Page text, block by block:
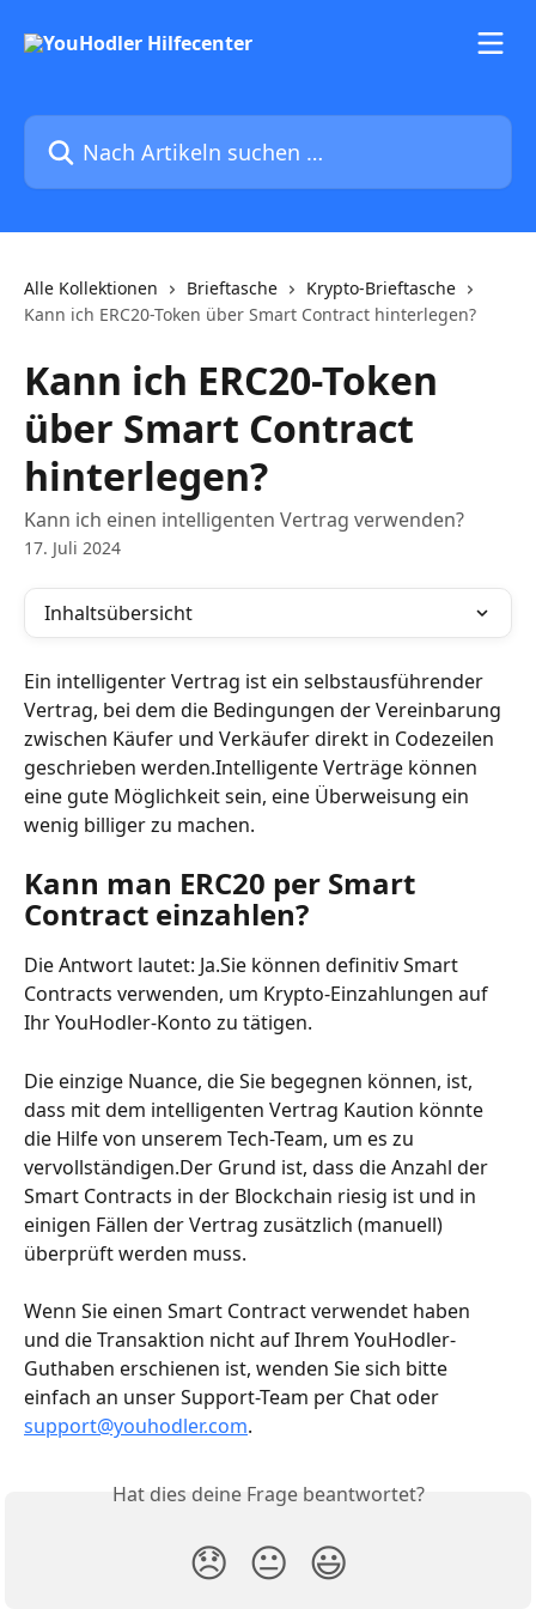
Nach Artikeln suchen …
Alle Kollektionen Brieftasche
Krypto-Brieftasche
Kann ich ERC20-Token über Smart Contract hinterlegen?
Kann ich ERC20-Token
über Smart Contract
hinterlegen?
Kann ich einen intelligenten Vertrag verwenden?
17. Juli 2024
Inhaltsübersicht
Ein intelligenter Vertrag ist ein selbstausführender
Vertrag, bei dem die Bedingungen der Vereinbarung
zwischen Käufer und Verkäufer direkt in Codezeilen
geschrieben werden.Intelligente Verträge können
eine gute Möglichkeit sein, eine Überweisung ein
wenig billiger zu machen.
Kann man ERC20 per Smart
Contract einzahlen?
Die Antwort lautet: Ja.Sie können definitiv Smart
Contracts verwenden, um Krypto-Einzahlungen auf
Ihr YouHodler-Konto zu tätigen.
Die einzige Nuance, die Sie begegnen können, ist,
dass mit dem intelligenten Vertrag Kaution könnte
die Hilfe von unserem Tech-Team, um es zu
vervollständigen.Der Grund ist, dass die Anzahl der
Smart Contracts in der Blockchain riesig ist und in
einigen Fällen der Vertrag zusätzlich (manuell)
überprüft werden muss.
Wenn Sie einen Smart Contract verwendet haben
und die Transaktion nicht auf Ihrem YouHodler-
Guthaben erschienen ist, wenden Sie sich bitte
einfach an unser Support-Team per Chat oder
support@youhodler.com.
Hat dies deine Frage beantwortet?
😞 😐 😃